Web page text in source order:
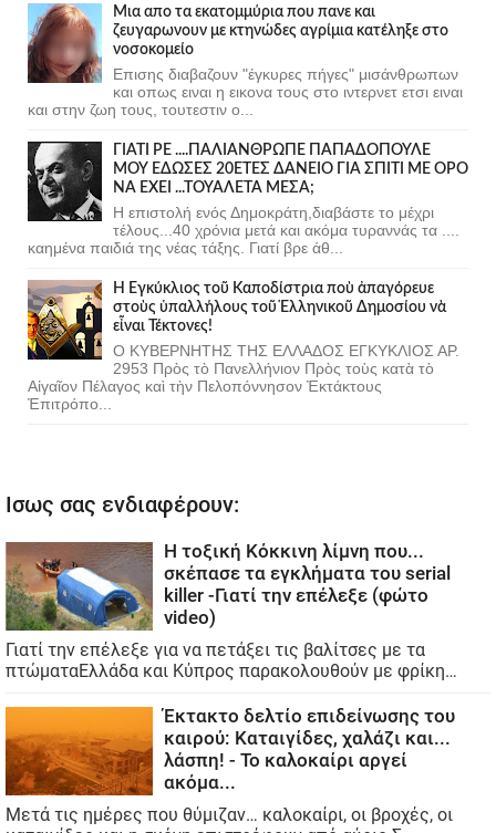
Μια απο τα εκατομμύρια που πανε και
ζευγαρωνουν με κτηνώδες αγρίμια κατέληξε στο
νοσοκομείο
Επισης διαβαζουν "έγκυρες πήγες" μισάνθρωπων
και οπως ειναι η εικονα τους στο ιντερνετ ετσι ειναι
και στην ζωη τους, τουτεστιν ο...
ΓΙΑΤΙ ΡΕ ....ΠΑΛΙΑΝΘΡΩΠΕ ΠΑΠΑΔΟΠΟΥΛΕ
ΜΟΥ ΕΔΩΣΕΣ 20ΕΤΕΣ ΔΑΝΕΙΟ ΓΙΑ ΣΠΙΤΙ ΜΕ ΟΡΟ
ΝΑ ΕΧΕΙ ...ΤΟΥΑΛΕΤΑ ΜΕΣΑ;
Η επιστολή ενός Δημοκράτη,διαβάστε το μέχρι
τέλους...40 χρόνια μετά και ακόμα τυραννάς τα ....
καημένα παιδιά της νέας τάξης. Γιατί βρε άθ...
Ἡ Ἐγκύκλιος τοῦ Καποδίστρια ποὺ ἀπαγόρευε
στοὺς ὑπαλλήλους τοῦ Ἑλληνικοῦ Δημοσίου νὰ
εἶναι Τέκτονες!
Ο ΚΥΒΕΡΝΗΤΗΣ ΤΗΣ ΕΛΛΑΔΟΣ ΕΓΚΥΚΛΙΟΣ ΑΡ.
2953 Πρὸς τὸ Πανελλήνιον Πρὸς τοὺς κατὰ τὸ
Αἰγαῖον Πέλαγος καὶ τὴν Πελοπόννησον Ἐκτάκτους
Ἐπιτρόπο...